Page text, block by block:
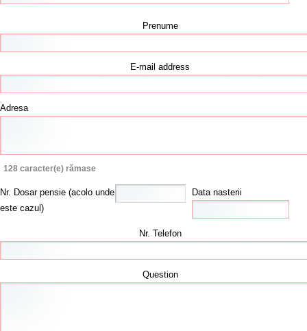
Prenume
E-mail address
Adresa
128 caracter(e) rămase
Nr. Dosar pensie (acolo unde
este cazul)
Data nasterii
Nr. Telefon
Question